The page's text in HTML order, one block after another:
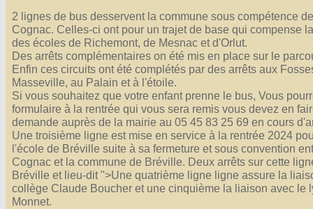
2 lignes de bus desservent la commune sous compétence
Cognac. Celles-ci ont pour un trajet de base qui compense
des écoles de Richemont, de Mesnac et d'Orlut.
Des arrêts complémentaires on été mis en place sur le
Enfin ces circuits ont été complétés par des arrêts aux
Masseville, au Palain et à l'étoile.
Si vous souhaitez que votre enfant prenne le bus, Vous
formulaire à la rentrée qui vous sera remis vous devez en
demande auprès de la mairie au 05 45 83 25 69 en cours
Une troisième ligne est mise en service à la rentrée 2024
l'école de Bréville suite à sa fermeture et sous convention
Cognac et la commune de Bréville. Deux arrêts sur cette
Bréville et lieu-dit ">Une quatrième ligne ligne assure la
collège Claude Boucher et une cinquième la liaison avec le
Monnet.